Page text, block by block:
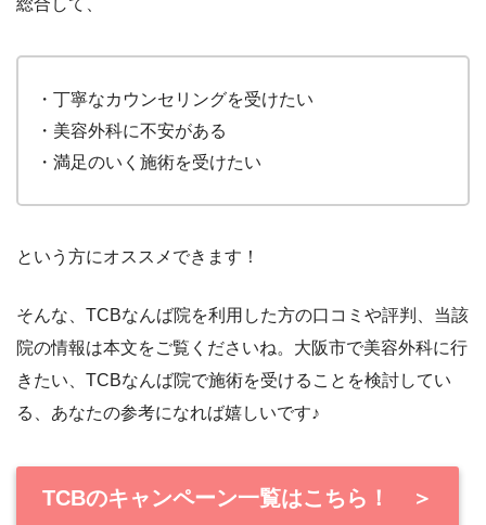
総合して、
・ 丁寧なカウンセリングを受けたい
・美容外科に不安がある
・満足のいく施術を受けたい
という方にオススメできます！
そんな、TCBなんば院を利用した方の口コミや評判、当該
院の情報は本文をご覧くださいね。 大阪市で美容外科に行
きたい、TCBなんば院で施術を受けることを検討してい
る、あなたの参考になれば嬉しいです♪
TCBのキャンペーン一覧はこちら！ ＞